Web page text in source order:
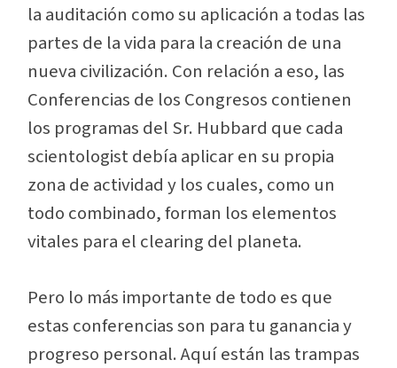
la auditación como su aplicación a todas las
partes de la vida para la creación de una
nueva civilización. Con relación a eso, las
Conferencias de los Congresos contienen
los programas del Sr. Hubbard que cada
scientologist debía aplicar en su propia
zona de actividad y los cuales, como un
todo combinado, forman los elementos
vitales para el clearing del planeta.
Pero lo más importante de todo es que
estas conferencias son para tu ganancia y
progreso personal. Aquí están las trampas